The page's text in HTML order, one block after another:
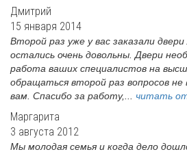
Дмитрий
15 января 2014
Второй раз уже у вас заказали
остались очень довольны. Двери
работа ваших специалистов на
обращаться второй раз вопросов не
вам. Спасибо за работу,... читать
Маргарита
3 августа 2012
Мы молодая семья и когда дело